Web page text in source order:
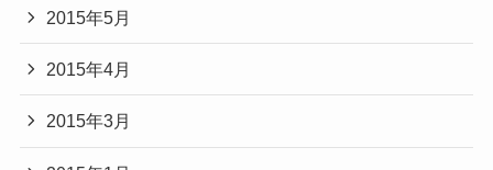
2015年5月
2015年4月
2015年3月